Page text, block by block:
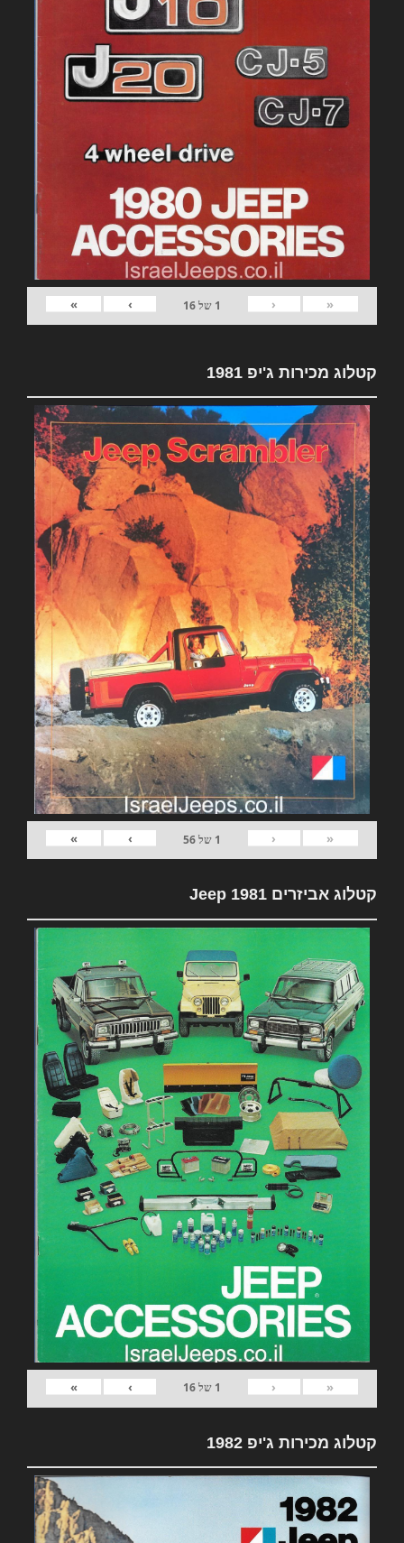
«
‹
1 של16
›
»
קטלוג מכירות ג'יפ 1981
«
‹
1 של56
›
»
קטלוג אביזרים 1981 Jeep
«
‹
1 של16
›
»
קטלוג מכירות ג'יפ 1982